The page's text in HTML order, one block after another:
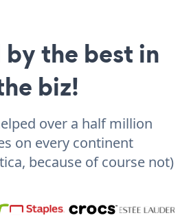
the best in
biz!
over a half million
on every continent
because of course not)